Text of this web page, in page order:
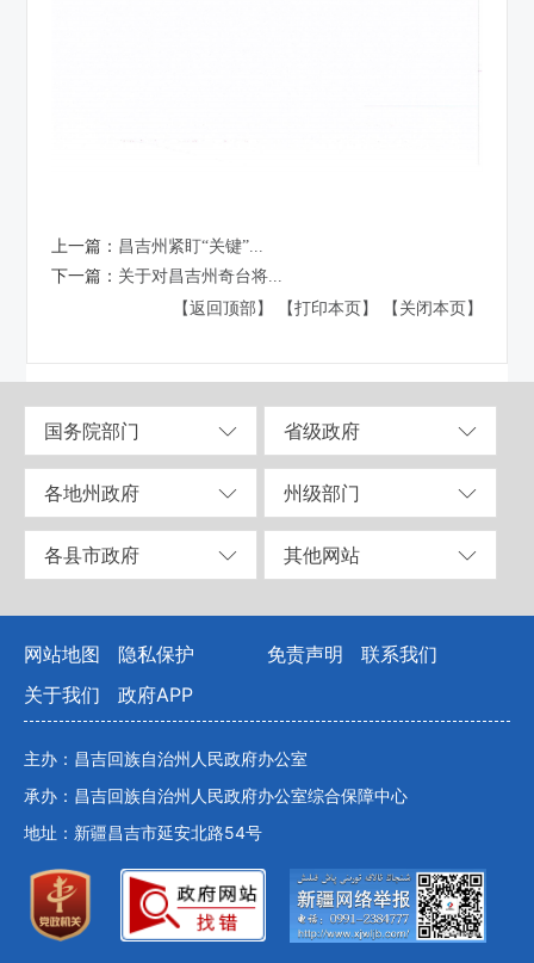
上一篇： 昌吉州紧盯“关键”...
下一篇： 关于对昌吉州奇台将...
【返回顶部】
【打印本页】 【关闭本页】
国务院部门 省级政府
各地州政府 州级部门
各县市政府 其他网站
网站地图 隐私保护 免责声明
联系我们
关于我们
政府APP
主办：昌吉回族自治州人民政府办公室
承办：昌吉回族自治州人民政府办公室综合保障中心
地址：新疆昌吉市延安北路54号